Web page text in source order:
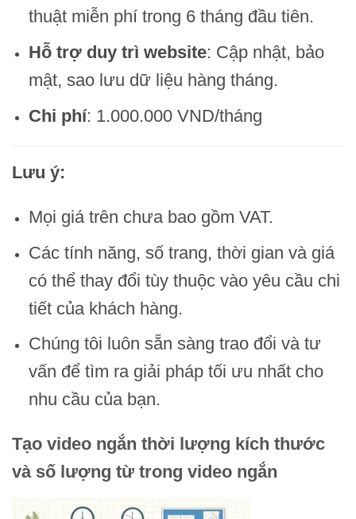
thuật miễn phí trong 6 tháng đầu tiên.
Hỗ trợ duy trì website: Cập nhật, bảo
mật, sao lưu dữ liệu hàng tháng.
Chi phí: 1.000.000 VND/tháng
Lưu ý:
Mọi giá trên chưa bao gồm VAT.
Các tính năng, số trang, thời gian và giá
có thể thay đổi tùy thuộc vào yêu cầu chi
tiết của khách hàng.
Chúng tôi luôn sẵn sàng trao đổi và tư
vấn để tìm ra giải pháp tối ưu nhất cho
nhu cầu của bạn.
Tạo video ngắn thời lượng kích thước
và số lượng từ trong video ngắn